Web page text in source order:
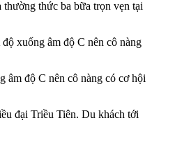
thức ba bữa trọn vẹn tại
âm độ C nên cô nàng có cơ hội